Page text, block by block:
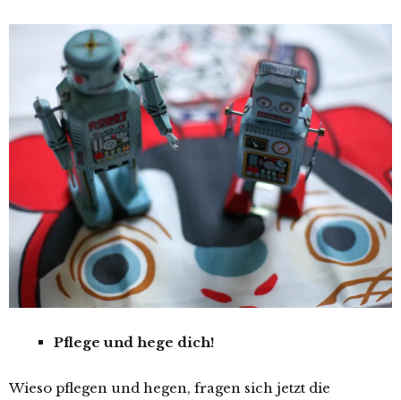
Pflege und hege dich!
Wieso pflegen und hegen, fragen sich jetzt die